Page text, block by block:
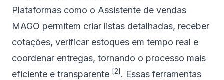
Plataformas como o Assistente de vendas
MAGO permitem criar listas detalhadas, receber
cotações, verificar estoques em tempo real e
coordenar entregas, tornando o processo mais
eficiente e transparente [2] . Essas ferramentas